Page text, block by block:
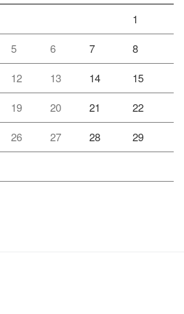
1
5 6 7 8
12 13 14 15
19 20 21 22
26 27 28 29